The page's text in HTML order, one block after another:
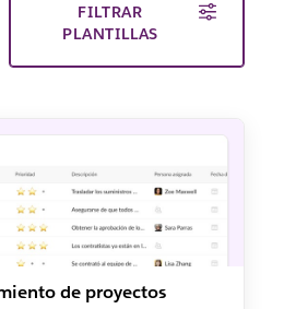
FILTRAR
PLANTILLAS
de proyectos